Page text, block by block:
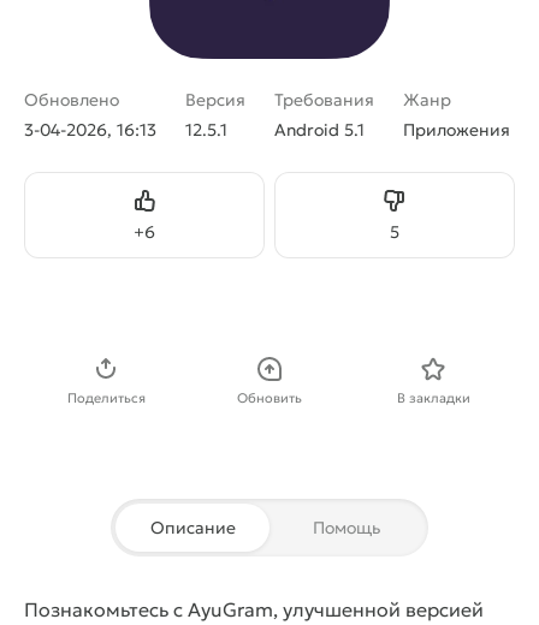
Обновлено
3-04-2026, 16:13
Версия
12.5.1
Требования
Android 5.1
Жанр
Приложения
+6
Нравится 5Не нравится
Поделиться Обновить В закладки
Описание Помощь
Познакомьтесь с AyuGram, улучшенной версией